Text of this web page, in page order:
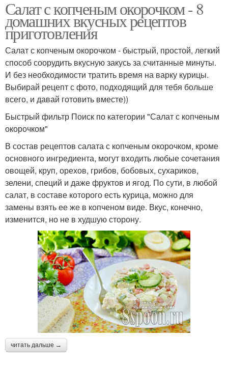
Салат с картошкой
Салат из корейской
моркови
Охотничий салат Салат из помидор
Салат с помидорами
Вкусные баклажаны
Салаты с болгарским
перцем
Салат с болгарским
перцем
Салат с болгарским и
Салат из болгарского
перца
Салаты с фасолью
Салат с колбасой
Салат с копченым окорочком - 8
домашних вкусных рецептов
приготовления
Салат с копченым окорочком - быстрый, простой, легкий
способ соорудить вкусную закусь за считанные минуты.
И без необходимости тратить время на варку курицы.
Выбирай рецепт с фото, подходящий для тебя больше
всего, и давай готовить вместе))
Быстрый фильтр Поиск по категории "Салат с копченым
окорочком"
В состав рецептов салата с копченым окорочком, кроме
основного ингредиента, могут входить любые сочетания
овощей, круп, орехов, грибов, бобовых, сухариков,
зелени, специй и даже фруктов и ягод. По сути, в любой
салат, в составе которого есть курица, можно для
замены взять ее же в копченом виде. Вкус, конечно,
изменится, но не в худшую сторону.
читать дальше →